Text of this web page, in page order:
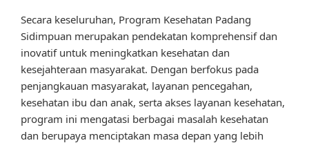
Secara keseluruhan, Program Kesehatan Padang
Sidimpuan merupakan pendekatan komprehensif dan
inovatif untuk meningkatkan kesehatan dan
kesejahteraan masyarakat. Dengan berfokus pada
penjangkauan masyarakat, layanan pencegahan,
kesehatan ibu dan anak, serta akses layanan kesehatan,
program ini mengatasi berbagai masalah kesehatan
dan berupaya menciptakan masa depan yang lebih